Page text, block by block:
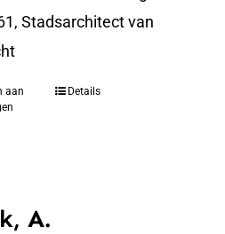
Stadsarchitect van
aan
Details
A.